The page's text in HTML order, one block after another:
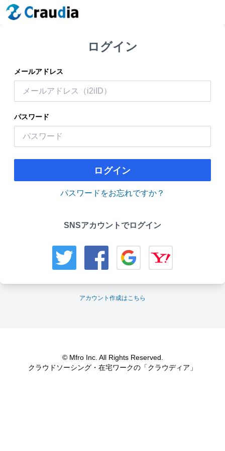
ログイン
メールアドレス
パスワード
ログイン
パスワードをお忘れですか？
SNSアカウントでログイン
アカウント作成はこちら
© Mfro Inc. All Rights Reserved.
クラウドソーシング・在宅ワークの「クラウディア」